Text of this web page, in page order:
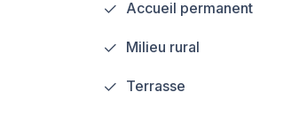
Accueil permanent
Milieu rural
Terrasse